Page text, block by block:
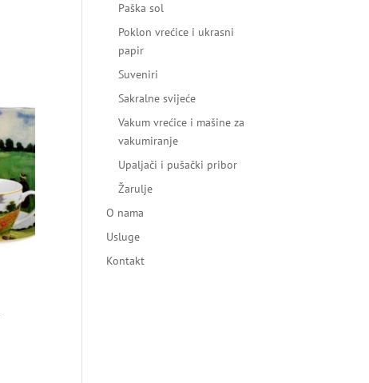
Paška sol
Poklon vrećice i ukrasni
papir
Suveniri
Sakralne svijeće
Vakum vrećice i mašine za
vakumiranje
Upaljači i pušački pribor
Žarulje
O nama
Usluge
Kontakt